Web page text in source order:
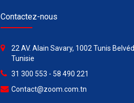
Contactez-nous
22 AV. Alain Savary, 1002 Tunis
Tunisie
31 300 553 - 58 490 221
Contact@zoom.com.tn